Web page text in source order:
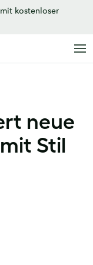
kostenloser
neue
Stil